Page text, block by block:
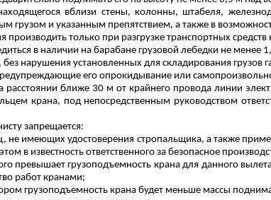
вблизи стены, колонны, штабеля,
и указанным препятствием, а также в
только при разгрузке транспортных средств
в наличии на барабане грузовой лебедки не
нарушения установленных для складирования грузов
его опрокидывание или
расстоянии ближе 30 м от крайнего провода линии
крана, под непосредственным руководством
запрещается:
не имеющих удостоверения стропальщика, а также
в известность ответственного за безопасное
превышает грузоподъемность крана для данного
работ кранами;
грузоподъемность крана будет меньше массы